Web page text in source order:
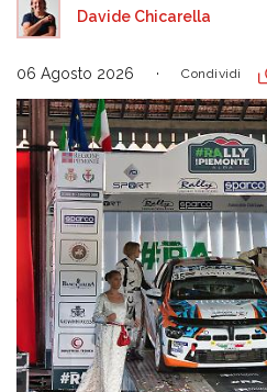
Davide Chicarella
06 Agosto 2026 Condividi